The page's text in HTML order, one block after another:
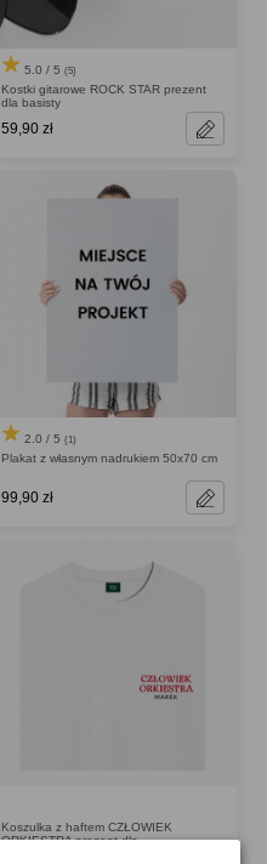
5.0 / 5 (5)
Kostki gitarowe ROCK STAR prezent
dla basisty
59,90 zł
2.0 / 5 (1)
Plakat z własnym nadrukiem 50x70 cm
99,90 zł
Koszulka z haftem CZŁOWIEK
ORKIESTRA prezent dla